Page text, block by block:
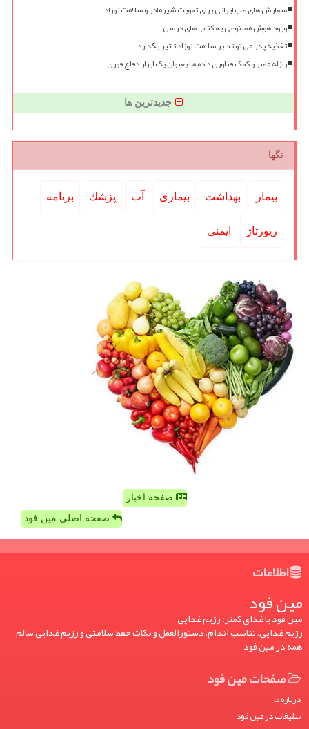
سفارش های طب ایرانی برای تقویت شیرمادر و سلامت نوزاد
ورود هوش مصنوعی به کتاب های درسی
تغذیه پدر می تواند بر سلامت نوزاد تاثیر بگذارد
زلزله مصر و کمک فناوری داده ها بعنوان یک ابزار دفاع فوری
جدیدترین ها
تگها
بیمار بهداشت بیماری آب پزشك برنامه
رپورتاژ ایمنی
صفحه اخبار
صفحه اصلی مین فود
اطلاعات
مین فود
مین فود یا غذای کمتر: رژیم غذایی
رژیم غذایی، تناسب اندام، دستورالعمل و نکات حفظ سلامتی و رژیم غذایی سالم
همه در مین فود
صفحات مین فود
درباره ما
تبلیغات در مین فود